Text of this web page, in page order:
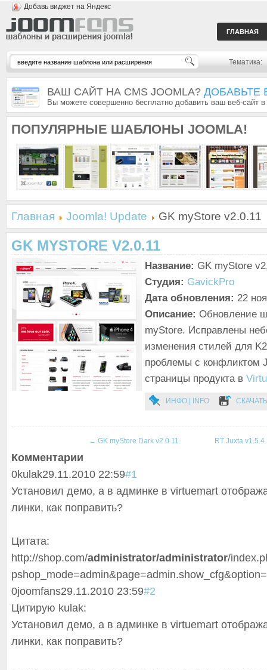
Добавь виджет на Яндекс
ГЛАВНАЯ
Тематика:
ВАШ САЙТ НА CMS JOOMLA? ДОБАВЬТЕ
Вы можете совершенно бесплатно добавить ваш веб-сайт
ПОПУЛЯРНЫЕ ШАБЛОНЫ JOOMLA!
Главная Joomla! Update GK myStore v2.0.11
GK MYSTORE V2.0.11
Название: GK myStore
Студия: GavickPro
Дата обновления: 22
Описание: Обновление
myStore. Исправлены
изменения стилей для
проблемы с конфликтом
страницы продукта в
ИНФО | INFO СКАЧАТЬ
← GK myStore Dark v2.0.11 RT Juxta v1.5.4
Комментарии
0kulak29.11.2010 22:59#1
Установил демо, а в админке в virtuemart
линки, как поправить?
Цитата:
http://shop.com/administrator/administrator/
0joomfans29.11.2010 23:59#2
Цитирую kulak:
Установил демо, а в админке в virtuemart
линки, как поправить?